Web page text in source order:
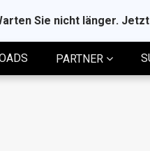
Sie nicht länger.
PARTNER